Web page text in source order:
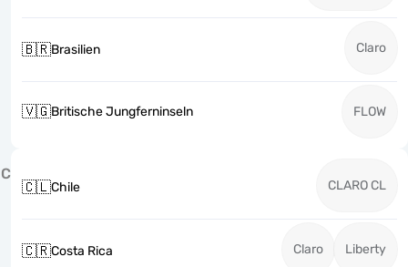
🇧🇷Brasilien Claro
🇻🇬Britische Jungferninseln FLOW
C
🇨🇱Chile CLARO CL
🇨🇷Costa Rica Claro Liberty